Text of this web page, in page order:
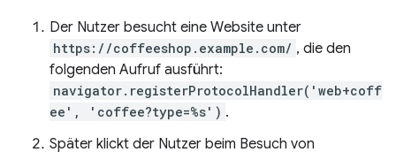
Der Nutzer besucht eine Website unter
https://coffeeshop.example.com/ , die den
folgenden Aufruf ausführt:
navigator.registerProtocolHandler('web+coff
ee', 'coffee?type=%s') .
Später klickt der Nutzer beim Besuch von